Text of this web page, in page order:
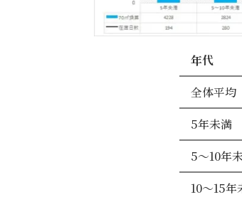
年代
全体平均
5年未満
5～10年
10～15年